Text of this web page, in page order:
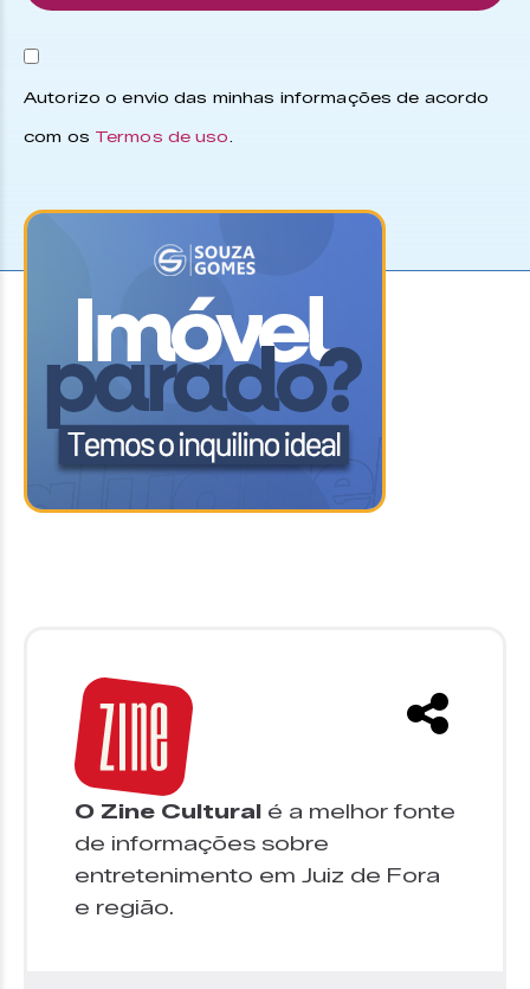
Autorizo o envio das minhas informações de acordo
com os Termos de uso.
O Zine Cultural é a melhor fonte
de informações sobre
entretenimento em Juiz de Fora
e região.